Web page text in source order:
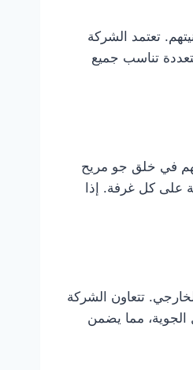
تعتمد الشركة
تناسب جميع
في خلق جو مريح
على كل غرفة. إذا
تتعاون الشركة
الجوية، مما يضمن